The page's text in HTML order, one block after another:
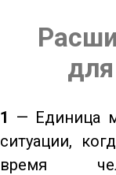
1 — Единица
ситуации,
время